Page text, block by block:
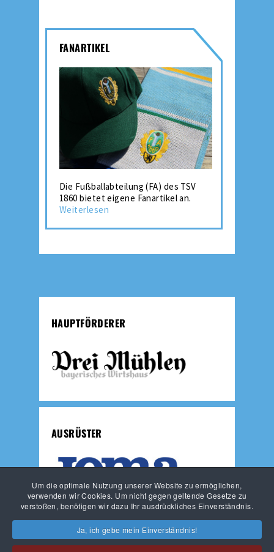
Um die optimale Nutzung unserer Website zu ermöglichen,
verwenden wir Cookies. Um nicht gegen geltende Gesetze zu
verstoßen, benötigen wir dazu Ihr ausdrückliches Einverständnis.
Ja, ich gebe mein Einverständnis!
FANARTIKEL
Die Fußballabteilung (FA) des TSV
1860 bietet eigene Fanartikel an.
Weiterlesen
HAUPTFÖRDERER
AUSRÜSTER
JUNGLÖWEN
LÖWEN-FUSSBALLSCHULE
HAUPTVEREIN